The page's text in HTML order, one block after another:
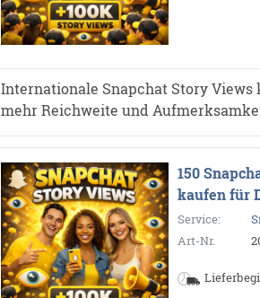
Internationale Snapchat Story
mehr Reichweite und
150
kaufen für
Service:
Art-Nr.